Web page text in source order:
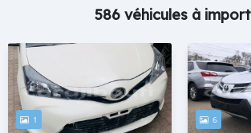
586 véhicules à
1 6